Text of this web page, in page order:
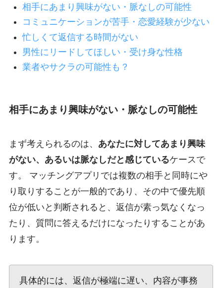
相手にあまり興味がない・脈なしの可能性
コミュニケーションが苦手・恋愛経験が少ない
忙しくて返信する時間がない
男性にリードしてほしい・受け身な性格
業者やサクラの可能性も？
相手にあまり興味がない・脈なしの可能性
まず考えられるのは、 あなたに対してあまり興味
がない、あるいは脈なしだと感じているケースで
す。 マッチングアプリでは複数の相手と同時にや
り取りすることが一般的であり、その中で優先順
位が低いと判断されると、返信が素っ気なくなっ
たり、質問に答えるだけになったりすることがあ
ります。
具体的には、返信が極端に遅い、内容が事務